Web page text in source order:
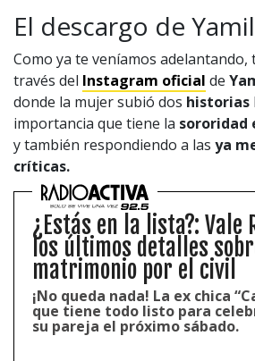
El descargo de
Como ya te veníamos
través del Instagram oficial de
donde la mujer subió dos historias
importancia que tiene la sororidad
y también respondiendo a las ya
críticas.
¿Estás en la lista?: Vale
los últimos detalles
matrimonio por el civil
¡No queda nada! La ex chica
que tiene todo listo para
su pareja el próximo sábado.